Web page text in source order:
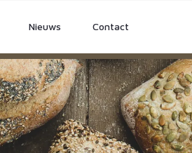
Grootbrood
Stokbrood
Nieuws Contact